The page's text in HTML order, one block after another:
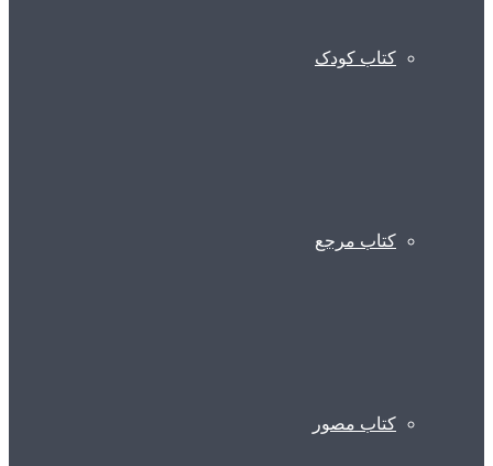
کتاب کودک
کتاب مرجع
کتاب مصور